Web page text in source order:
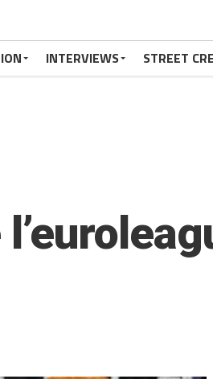
INTERVIEWS STREET